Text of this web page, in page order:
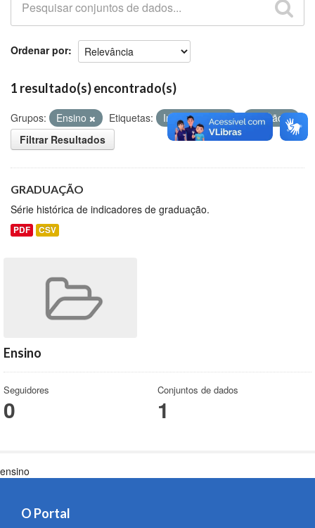
Ordenar por
1 resultado(s) encontrado(s)
Grupos: Ensino Etiquetas: Ingressantes
Evasão
Filtrar Resultados
GRADUAÇÃO
Série histórica de indicadores de graduação.
PDF CSV
Ensino
Seguidores
0
Conjuntos de dados
1
ensino
O Portal